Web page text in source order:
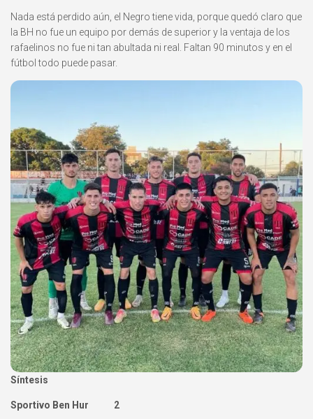
Nada está perdido aún, el Negro tiene vida, porque quedó claro que
la BH no fue un equipo por demás de superior y la ventaja de los
rafaelinos no fue ni tan abultada ni real. Faltan 90 minutos y en el
fútbol todo puede pasar.
Síntesis
Sportivo Ben Hur 2